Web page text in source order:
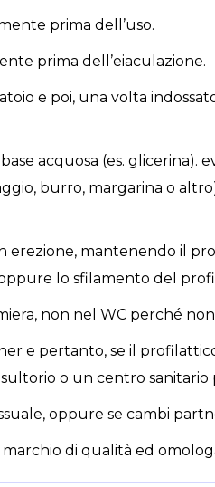
prima dell’uso.
prima dell’eiaculazione.
e poi, una volta
acquosa (es. glicerina).
burro, margarina o
erezione, mantenendo il
lo sfilamento del
non nel WC perché
e pertanto, se il
o un centro sanitario
oppure se cambi
di qualità ed